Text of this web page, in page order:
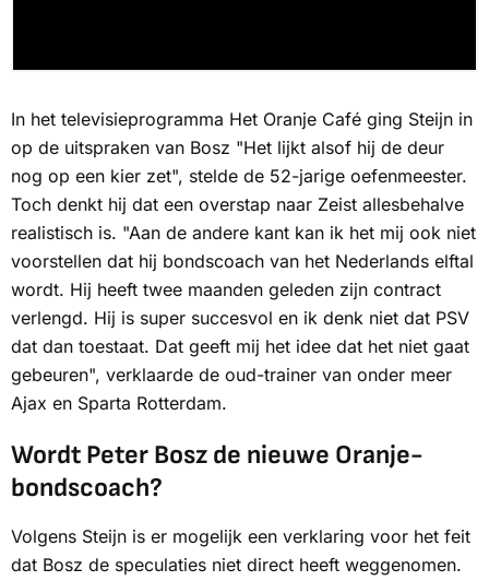
In het televisieprogramma Het Oranje Café ging Steijn in
op de uitspraken van Bosz "Het lijkt alsof hij de deur
nog op een kier zet", stelde de 52-jarige oefenmeester.
Toch denkt hij dat een overstap naar Zeist allesbehalve
realistisch is. "Aan de andere kant kan ik het mij ook niet
voorstellen dat hij bondscoach van het Nederlands elftal
wordt. Hij heeft twee maanden geleden zijn contract
verlengd. Hij is super succesvol en ik denk niet dat PSV
dat dan toestaat. Dat geeft mij het idee dat het niet gaat
gebeuren", verklaarde de oud-trainer van onder meer
Ajax en Sparta Rotterdam.
Wordt Peter Bosz de nieuwe Oranje-
bondscoach?
Volgens Steijn is er mogelijk een verklaring voor het feit
dat Bosz de speculaties niet direct heeft weggenomen.